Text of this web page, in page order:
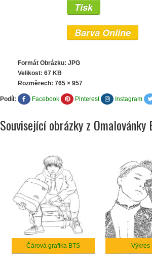
Tisk
Barva Online
Formát Obrázku: JPG
Velikost: 67 KB
Rozměrech: 765 × 957
Podíl: Facebook Pinterest Instagram
Související obrázky z Omalovánky
Čárová grafika BTS Výkres